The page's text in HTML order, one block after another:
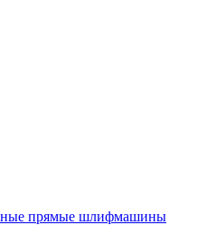
прямые шлифмашины